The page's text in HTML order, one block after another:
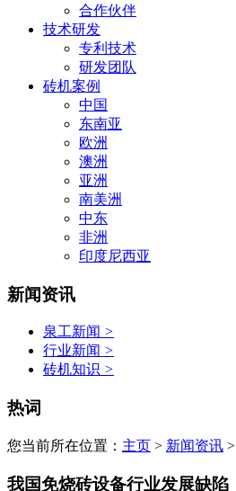
合作伙伴
技术研发
专利技术
研发团队
砖机案例
中国
东南亚
欧洲
澳洲
亚洲
南美洲
中东
非洲
印度尼西亚
新闻资讯
泉工新闻 >
行业新闻 >
砖机知识 >
热词
您当前所在位置： 主页 > 新闻资讯 >
我国免烧砖设备行业发展缺陷